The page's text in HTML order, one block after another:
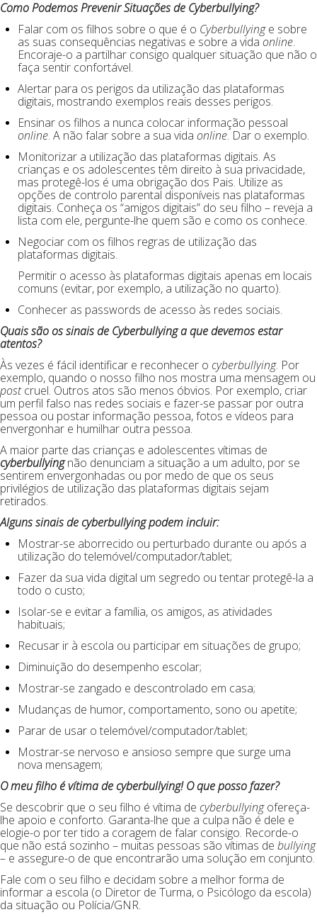
Como Podemos Prevenir Situações de Cyberbullying?
Falar com os filhos sobre o que é o Cyberbullyinge sobre
as suas consequências negativas e sobre a vidaonline.
Encoraje-o a partilhar consigo qualquer situação que não o
faça sentir confortável.
Alertar para os perigos da utilização das plataformas
digitais, mostrando exemplos reais desses perigos.
Ensinar os filhos a nunca colocar informação pessoal
online. A não falar sobre a sua vida online. Dar o exemplo.
Monitorizar a utilização das plataformas digitais. As
crianças e os adolescentes têm direito à sua privacidade,
mas protegê-los é uma obrigação dos Pais. Utilize as
opções de controlo parental disponíveis nas plataformas
digitais. Conheça os “amigos digitais” do seu filho – reveja a
lista com ele, pergunte-lhe quem são e como os conhece.
Negociar com os filhos regras de utilização das
plataformas digitais.
Permitir o acesso às plataformas digitais apenas em locais
comuns (evitar, por exemplo, a utilização no quarto).
Conhecer as passwords de acesso às redes sociais.
Quais são os sinais de Cyberbullying a que devemos estar
atentos?
Às vezes é fácil identificar e reconhecer o cyberbullying. Por
exemplo, quando o nosso filho nos mostra uma mensagem ou
postcruel. Outros atos são menos óbvios. Por exemplo, criar
um perfil falso nas redes sociais e fazer-se passar por outra
pessoa ou postar informação pessoa, fotos e vídeos para
envergonhar e humilhar outra pessoa.
A maior parte das crianças e adolescentes vítimas de
cyberbullying não denunciam a situação a um adulto, por se
sentirem envergonhadas ou por medo de que os seus
privilégios de utilização das plataformas digitais sejam
retirados.
Alguns sinais de cyberbullying podem incluir:
Mostrar-se aborrecido ou perturbado durante ou após a
utilização do telemóvel/computador/tablet;
Fazer da sua vida digital um segredo ou tentar protegê-la a
todo o custo;
Isolar-se e evitar a família, os amigos, as atividades
habituais;
Recusar ir à escola ou participar em situações de grupo;
Diminuição do desempenho escolar;
Mostrar-se zangado e descontrolado em casa;
Mudanças de humor, comportamento, sono ou apetite;
Parar de usar o telemóvel/computador/tablet;
Mostrar-se nervoso e ansioso sempre que surge uma
nova mensagem;
O meu filho é vítima de cyberbullying! O que posso fazer?
Se descobrir que o seu filho é vítima de cyberbullyingofereça-
lhe apoio e conforto. Garanta-lhe que a culpa não é dele e
elogie-o por ter tido a coragem de falar consigo. Recorde-o
que não está sozinho – muitas pessoas são vítimas de bullying
– e assegure-o de que encontrarão uma solução em conjunto.
Fale com o seu filho e decidam sobre a melhor forma de
informar a escola (o Diretor de Turma, o Psicólogo da escola)
da situação ou Polícia/GNR.